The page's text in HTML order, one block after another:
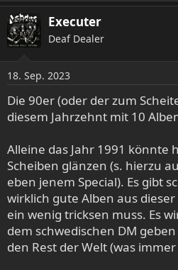
a
k
t
i
o
n
e
n
:
Executer
Deaf Dealer
18. Sep. 2023
Die 90er (oder der zum
diesem Jahrzehnt mit 10
Alleine das Jahr 1991 könnte
Scheiben glänzen (s. hierzu
eben jenem Special). Es gibt
wirklich gute Alben aus
ein wenig tricksen muss. Es
dem schwedischen DM
den Rest der Welt (was